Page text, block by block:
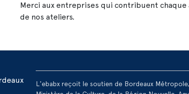
Merci aux entreprises qui contribuent
de nos ateliers.
L'ebabx reçoit le soutien de Bordeaux